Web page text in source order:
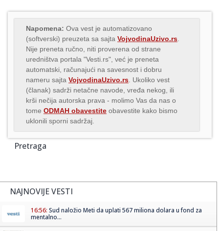
Napomena: Ova vest je automatizovano
(softverski) preuzeta sa sajta VojvodinaUzivo.rs
Nije preneta ručno, niti proverena od strane
uredništva portala "Vesti.rs", već je preneta
automatski, računajući na savesnost i dobru
nameru sajta VojvodinaUzivo.rs . Ukoliko vest
(članak) sadrži netačne navode, vređa nekog, ili
krši nečija autorska prava - molimo Vas da nas o
tome ODMAH obavestite obavestite kako bismo
uklonili sporni sadržaj.
Pretraga
NAJNOVIJE VESTI
16:56: Sud naložio Meti da uplati 567 miliona dolara u fond za
mentalno...